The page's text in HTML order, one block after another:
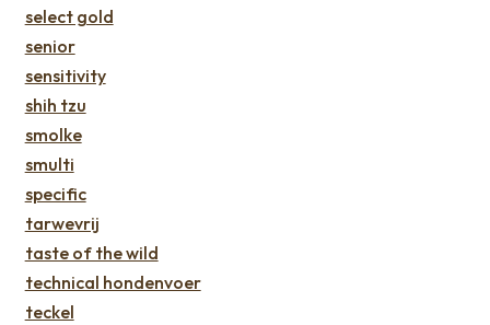
select gold
senior
sensitivity
shih tzu
smolke
smulti
specific
tarwevrij
taste of the wild
technical hondenvoer
teckel